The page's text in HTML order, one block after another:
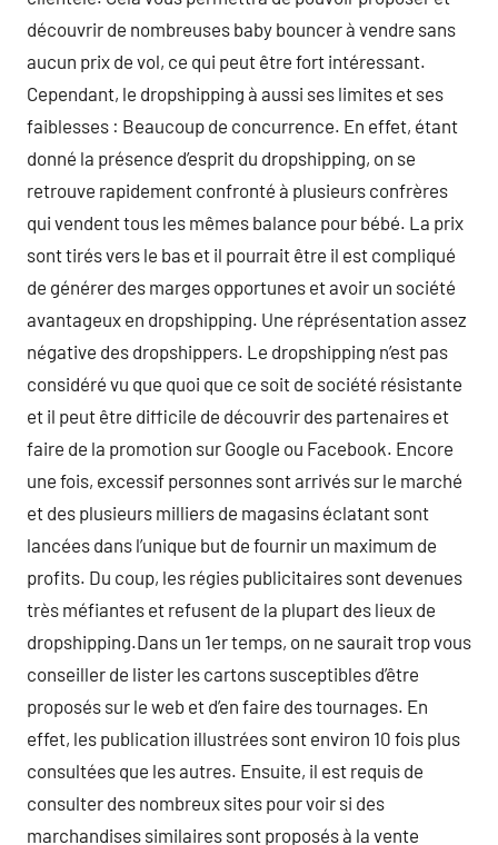
découvrir de nombreuses baby bouncer à vendre sans
aucun prix de vol, ce qui peut être fort intéressant.
Cependant, le dropshipping à aussi ses limites et ses
faiblesses : Beaucoup de concurrence. En effet, étant
donné la présence d’esprit du dropshipping, on se
retrouve rapidement confronté à plusieurs confrères
qui vendent tous les mêmes balance pour bébé. La prix
sont tirés vers le bas et il pourrait être il est compliqué
de générer des marges opportunes et avoir un société
avantageux en dropshipping. Une réprésentation assez
négative des dropshippers. Le dropshipping n’est pas
considéré vu que quoi que ce soit de société résistante
et il peut être difficile de découvrir des partenaires et
faire de la promotion sur Google ou Facebook. Encore
une fois, excessif personnes sont arrivés sur le marché
et des plusieurs milliers de magasins éclatant sont
lancées dans l’unique but de fournir un maximum de
profits. Du coup, les régies publicitaires sont devenues
très méfiantes et refusent de la plupart des lieux de
dropshipping.Dans un 1er temps, on ne saurait trop vous
conseiller de lister les cartons susceptibles d’être
proposés sur le web et d’en faire des tournages. En
effet, les publication illustrées sont environ 10 fois plus
consultées que les autres. Ensuite, il est requis de
consulter des nombreux sites pour voir si des
marchandises similaires sont proposés à la vente